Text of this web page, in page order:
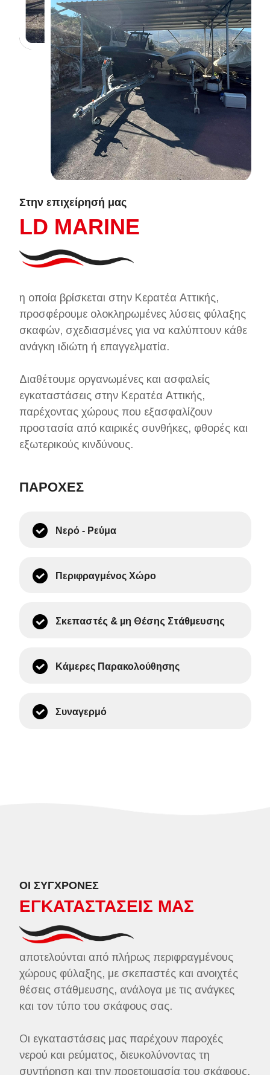
Στην επιχείρησή μας
LD MARINE
η οποία βρίσκεται στην Κερατέα Αττικής,
προσφέρουμε ολοκληρωμένες λύσεις φύλαξης
σκαφών, σχεδιασμένες για να καλύπτουν κάθε
ανάγκη ιδιώτη ή επαγγελματία.
Διαθέτουμε οργανωμένες και ασφαλείς
εγκαταστάσεις στην Κερατέα Αττικής,
παρέχοντας χώρους που εξασφαλίζουν
προστασία από καιρικές συνθήκες, φθορές και
εξωτερικούς κινδύνους.
ΠΑΡΟΧΕΣ
Νερό - Ρεύμα
Περιφραγμένος Χώρο
Σκεπαστές & μη Θέσης Στάθμευσης
Κάμερες Παρακολούθησης
Συναγερμό
ΟΙ ΣΥΓΧΡΟΝΕΣ
ΕΓΚΑΤΑΣΤΑΣΕΙΣ ΜΑΣ
αποτελούνται από πλήρως περιφραγμένους
χώρους φύλαξης, με σκεπαστές και ανοιχτές
θέσεις στάθμευσης, ανάλογα με τις ανάγκες
και τον τύπο του σκάφους σας.
Οι εγκαταστάσεις μας παρέχουν παροχές
νερού και ρεύματος, διευκολύνοντας τη
συντήρηση και την προετοιμασία του σκάφους.